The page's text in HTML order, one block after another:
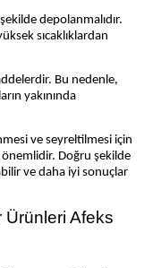
depolanmalıdır.
sıcaklıklardan
Bu nedenle,
yakınında
ve seyreltilmesi için
önemlidir. Doğru şekilde
ve daha iyi sonuçlar
Ürünleri Afeks